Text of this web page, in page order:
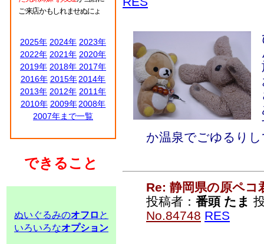
ご来店かもしれませぬにょ
2025年 2024年 2023年
2022年 2021年 2020年
2019年 2018年 2017年
2016年 2015年 2014年
2013年 2012年 2011年
2010年 2009年 2008年
2007年まで一覧
できること
ぬいぐるみのオフロ と
いろいろなオプション
か温泉でごゆるり
Re: 静岡県の原ペコ
投稿者： 番頭 たま
No.84748 RES